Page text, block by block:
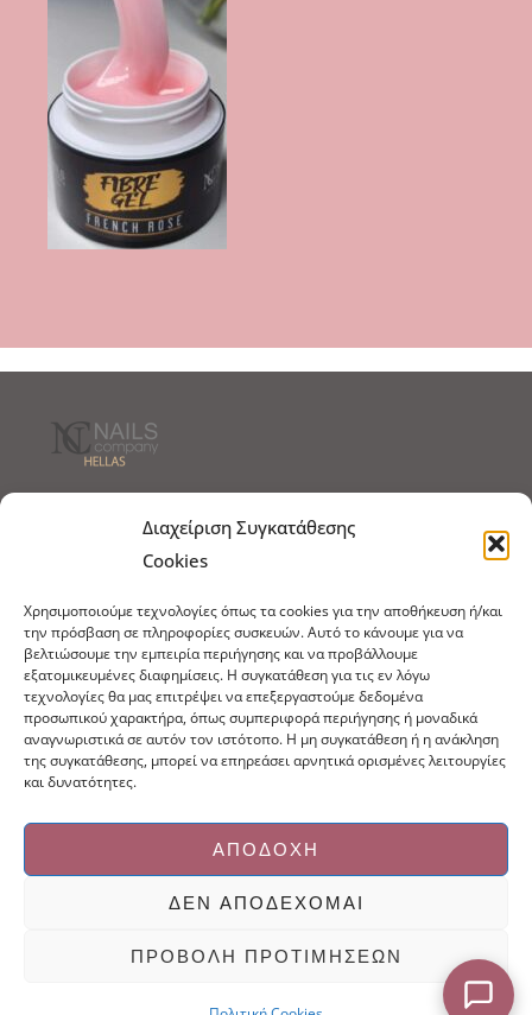
Διαχείριση Συγκατάθεσης
Cookies
Χρησιμοποιούμε τεχνολογίες όπως τα cookies για την αποθήκευση ή/και
την πρόσβαση σε πληροφορίες συσκευών. Αυτό το κάνουμε για να
βελτιώσουμε την εμπειρία περιήγησης και να προβάλλουμε
εξατομικευμένες διαφημίσεις. Η συγκατάθεση για τις εν λόγω
τεχνολογίες θα μας επιτρέψει να επεξεργαστούμε δεδομένα
προσωπικού χαρακτήρα, όπως συμπεριφορά περιήγησης ή μοναδικά
αναγνωριστικά σε αυτόν τον ιστότοπο. Η μη συγκατάθεση ή η ανάκληση
της συγκατάθεσης, μπορεί να επηρεάσει αρνητικά ορισμένες λειτουργίες
και δυνατότητες.
ΑΠΟΔΟΧΉ
ΔΕΝ ΑΠΟΔΈΧΟΜΑΙ
ΠΡΟΒΟΛΉ ΠΡΟΤΙΜΉΣΕΩΝ
Τρόποι Παραγγελίας
Πολιτική Cookies
Εμπόριο Ειδών Ονυχοπλαστικής, Καλλωπισμού
άκρων και αξεσουάρ
τηλ: 213-0415386
info@ncnails.gr